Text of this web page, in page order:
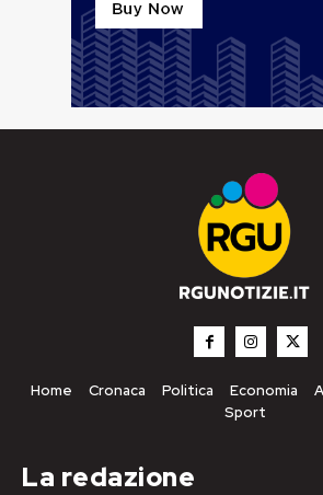
Home Cronaca Politica Economia
Sport
La redazione